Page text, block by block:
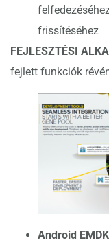
frissítéséhez
FEJLESZTÉSI
fejlett funkciók
Android EMDK